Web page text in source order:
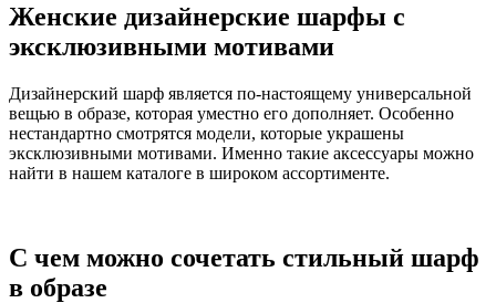
Женские дизайнерские шарфы с
эксклюзивными мотивами
Дизайнерский шарф является по-настоящему универсальной
вещью в образе, которая уместно его дополняет. Особенно
нестандартно смотрятся модели, которые украшены
эксклюзивными мотивами. Именно такие аксессуары можно
найти в нашем каталоге в широком ассортименте.
С чем можно сочетать стильный шарф
в образе